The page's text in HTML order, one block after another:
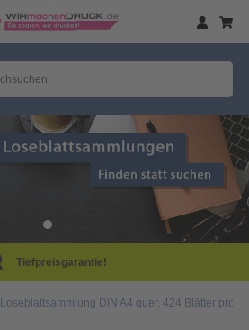
Loseblattsammlung DIN A4 quer, 424 Blätter pro